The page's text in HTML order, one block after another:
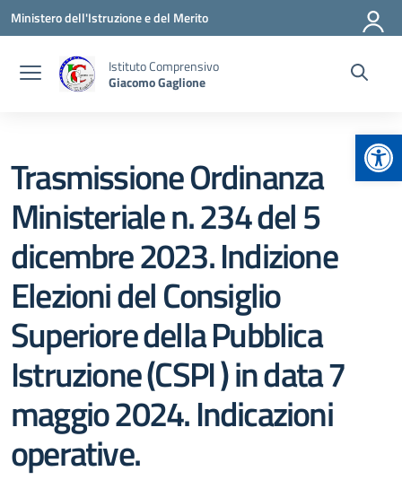
Vai ai contenuti
Vai al menu di navigazione
Vai al footer
Ministero dell'Istruzione e del Merito
Istituto Comprensivo
Giacomo Gaglione
Trasmissione Ordinanza
Ministeriale n. 234 del 5
dicembre 2023. Indizione
Elezioni del Consiglio
Superiore della Pubblica
Istruzione (CSPI ) in data 7
maggio 2024. Indicazioni
operative.